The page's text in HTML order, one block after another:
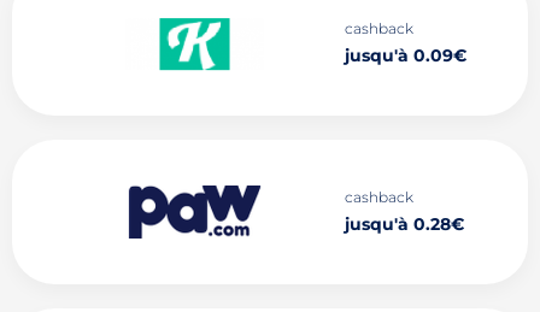
cashback
jusqu'à 0.09€
cashback
jusqu'à 0.28€